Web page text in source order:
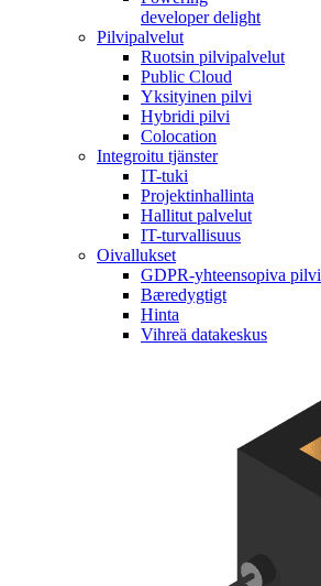
developer delight
Pilvipalvelut
Ruotsin pilvipalvelut
Public Cloud
Yksityinen pilvi
Hybridi pilvi
Colocation
Integroitu tjänster
IT-tuki
Projektinhallinta
Hallitut palvelut
IT-turvallisuus
Oivallukset
GDPR-yhteensopiva pilvi
Bæredygtigt
Hinta
Vihreä datakeskus